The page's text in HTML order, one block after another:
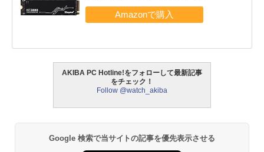
AKIBA PC Hotline!をフォローして最新記事
をチェック！
Follow @watch_akiba
Google 検索で当サイトの記事を優先表示させる